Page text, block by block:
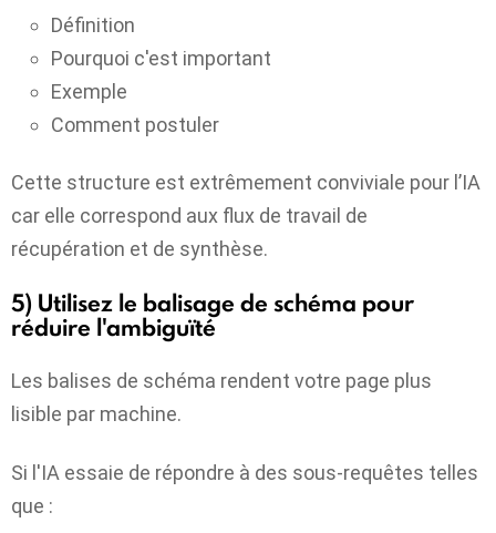
Définition
Pourquoi c'est important
Exemple
Comment postuler
Cette structure est extrêmement conviviale pour l’IA
car elle correspond aux flux de travail de
récupération et de synthèse.
5) Utilisez le balisage de schéma pour
réduire l'ambiguïté
Les balises de schéma rendent votre page plus
lisible par machine.
Si l'IA essaie de répondre à des sous-requêtes telles
que :